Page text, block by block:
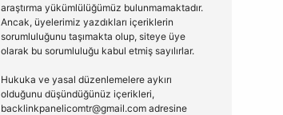
araştırma yükümlülüğümüz bulunmamaktadır.
Ancak, üyelerimiz yazdıkları içeriklerin
sorumluluğunu taşımakta olup, siteye üye
olarak bu sorumluluğu kabul etmiş sayılırlar.
Hukuka ve yasal düzenlemelere aykırı
olduğunu düşündüğünüz içerikleri,
backlinkpanelicomtr@gmail.comadresine